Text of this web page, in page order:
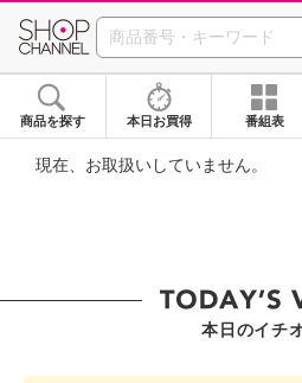
SHOP
商品を探す 本日お買得 番組表
現在、お取扱いしていません。
本日のイチ